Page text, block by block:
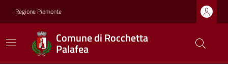
Regione Piemonte
Comune di Rocchetta
Palafea